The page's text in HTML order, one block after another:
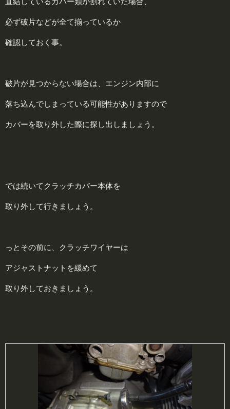
必ず破片などが全て揃っているか
確認しておく事。
破片が見つからない場合は、エンジン内部に
落ち込んでしまっている可能性がありますので
カバーを取り外した際に探し出しましょう。
では続いてクラッチカバー本体を
取り外して行きましょう。
っとその前に、クラッチワイヤーは
アジャストナットを緩めて
取り外しておきましょう。